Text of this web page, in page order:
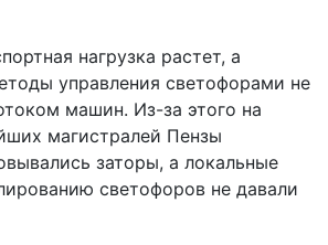
нагрузка растет, а
управления светофорами не
машин. Из-за этого на
магистралей Пензы
заторы, а локальные
светофоров не давали